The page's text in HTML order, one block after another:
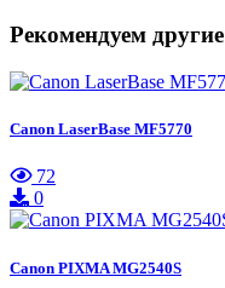
Рекомендуем другие
Canon LaserBase MF5770
72
0
Canon PIXMA MG2540S